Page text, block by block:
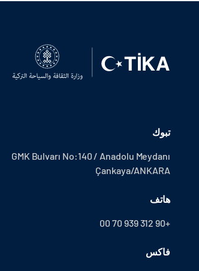
تبوك
GMK Bulvarı No:140 / Anadolu Meydanı
Çankaya/ANKARA
هاتف
+90 312 939 70 00
فاكس